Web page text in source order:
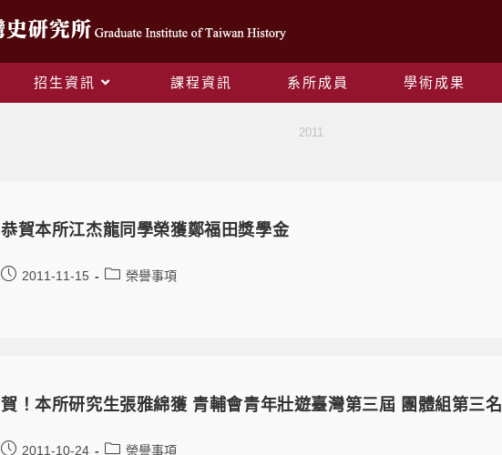
招生資訊 課程資訊 系所成員 學術成果
2011
恭賀本所江杰龍同學榮獲鄭福田獎學金
2011-11-15 榮譽事項
賀！本所研究生張雅綿獲 青輔會青年壯遊臺灣第三屆 團體組第三名
2011-10-24 榮譽事項